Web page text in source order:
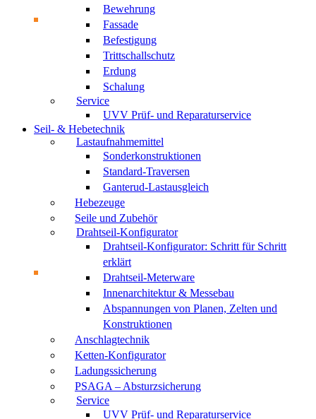
Bewehrung
Fassade
Befestigung
Trittschallschutz
Erdung
Schalung
Service
UVV Prüf- und Reparaturservice
Seil- & Hebetechnik
Lastaufnahmemittel
Sonderkonstruktionen
Standard-Traversen
Ganterud-Lastausgleich
Hebezeuge
Seile und Zubehör
Drahtseil-Konfigurator
Drahtseil-Konfigurator: Schritt für Schritt
erklärt
Drahtseil-Meterware
Innenarchitektur & Messebau
Abspannungen von Planen, Zelten und
Konstruktionen
Anschlagtechnik
Ketten-Konfigurator
Ladungssicherung
PSAGA – Absturzsicherung
Service
UVV Prüf- und Reparaturservice